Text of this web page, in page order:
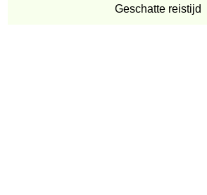
Geschatte reistijd